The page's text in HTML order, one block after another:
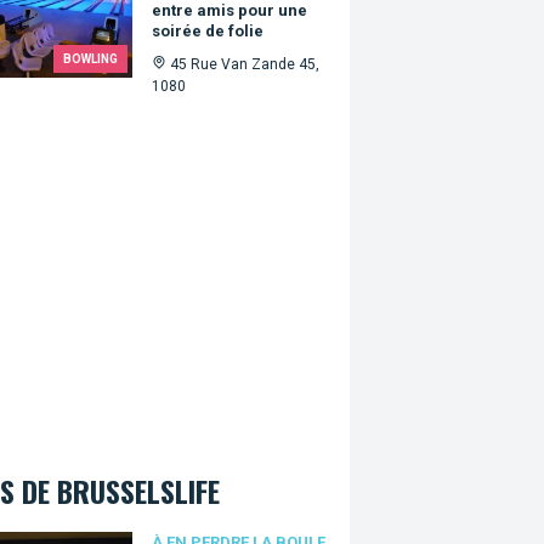
BOWLING
entre amis pour une
soirée de folie
45 Rue Van Zande 45,
1080
DE BRUSSELSLIFE